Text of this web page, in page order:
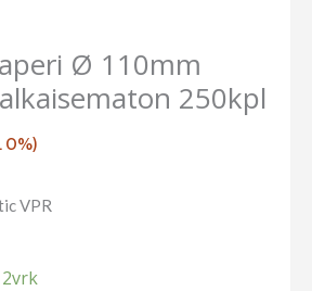
Ø 110mm
250kpl
0%)
VPR